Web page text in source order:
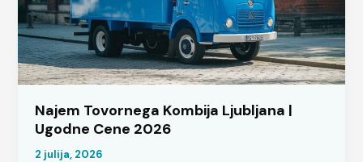
Najem Tovornega Kombija Ljubljana |
Ugodne Cene 2026
2 julija, 2026